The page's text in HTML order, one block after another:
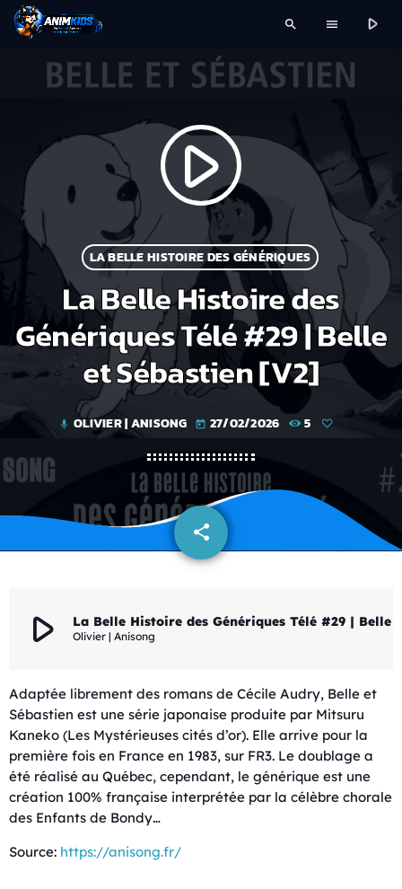
search menu play_arrow
play_arrow
LA BELLE HISTOIRE DES GÉNÉRIQUES
La Belle Histoire des
Génériques Télé #29 | Belle
et Sébastien [V2]
mic OLIVIER | ANISONG today 27/02/2026 5
share
email
play_arrow Olivier | Anisong
Adaptée librement des romans de Cécile Audry, Belle et
Sébastien est une série japonaise produite par Mitsuru
Kaneko (Les Mystérieuses cités d’or). Elle arrive pour la
première fois en France en 1983, sur FR3. Le doublage a
été réalisé au Québec, cependant, le générique est une
création 100% française interprétée par la célèbre chorale
des Enfants de Bondy…
Source: https://anisong.fr/